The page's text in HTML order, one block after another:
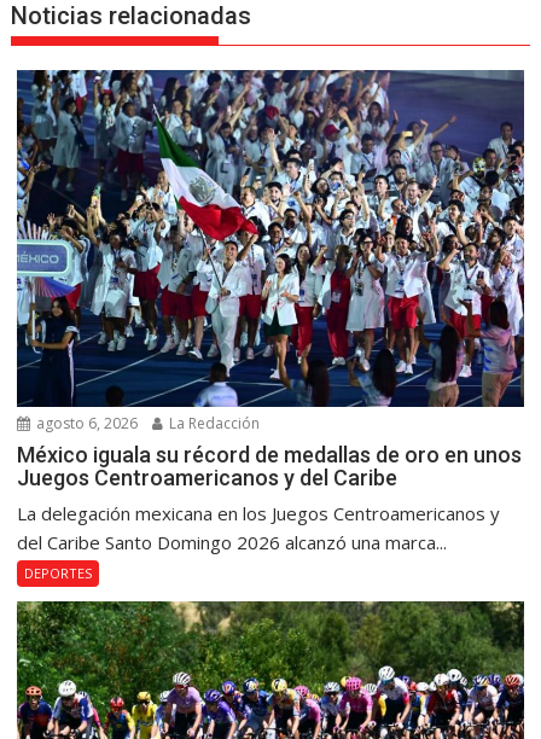
Noticias relacionadas
agosto 6, 2026 La Redacción
México iguala su récord de medallas de oro en unos
Juegos Centroamericanos y del Caribe
La delegación mexicana en los Juegos Centroamericanos y
del Caribe Santo Domingo 2026 alcanzó una marca...
DEPORTES